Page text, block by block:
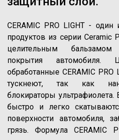
CERAMIC PRO LIGHT -
продуктов из серии Ceramic
целительным бальзамом
покрытия автомобиля.
обработанные CERAMIC
тускнеют, так как
блокираторы ультрафиолета.
быстро и легко
поверхности автомобиля,
грязь. Формула CERAMIC